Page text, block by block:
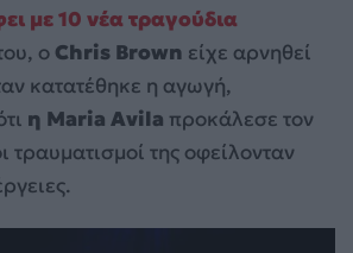
με 10 νέα τραγούδια
ο Chris Brown είχε αρνηθεί
κατατέθηκε η αγωγή,
η Maria Avila προκάλεσε τον
τραυματισμοί της οφείλονταν